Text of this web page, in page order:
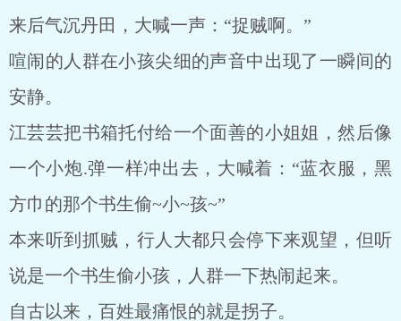
来后气沉丹田，大喊一声：“捉贼啊。”
喧闹的人群在小孩尖细的声音中出现了一瞬间的
安静。
江芸芸把书箱托付给一个面善的小姐姐，然后像
一个小炮.弹一样冲出去，大喊着：“蓝衣服，黑
方巾的那个书生偷~小~孩~”
本来听到抓贼，行人大都只会停下来观望，但听
说是一个书生偷小孩，人群一下热闹起来。
自古以来，百姓最痛恨的就是拐子。